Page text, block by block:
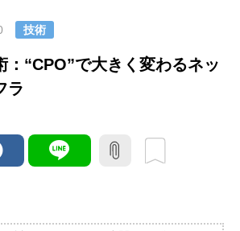
技術
：“CPO”で大きく変わるネッ
ラ